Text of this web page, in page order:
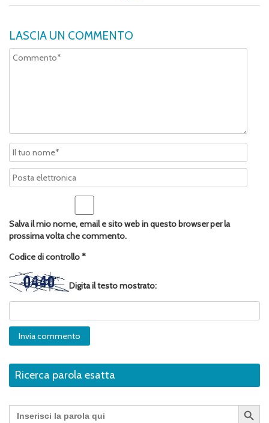
LASCIA UN COMMENTO
Salva il mio nome, email e sito web in questo browser per la
prossima volta che commento.
Codice di controllo*
Digita il testo mostrato:
Ricerca parola esatta
Search
for:
Search Button